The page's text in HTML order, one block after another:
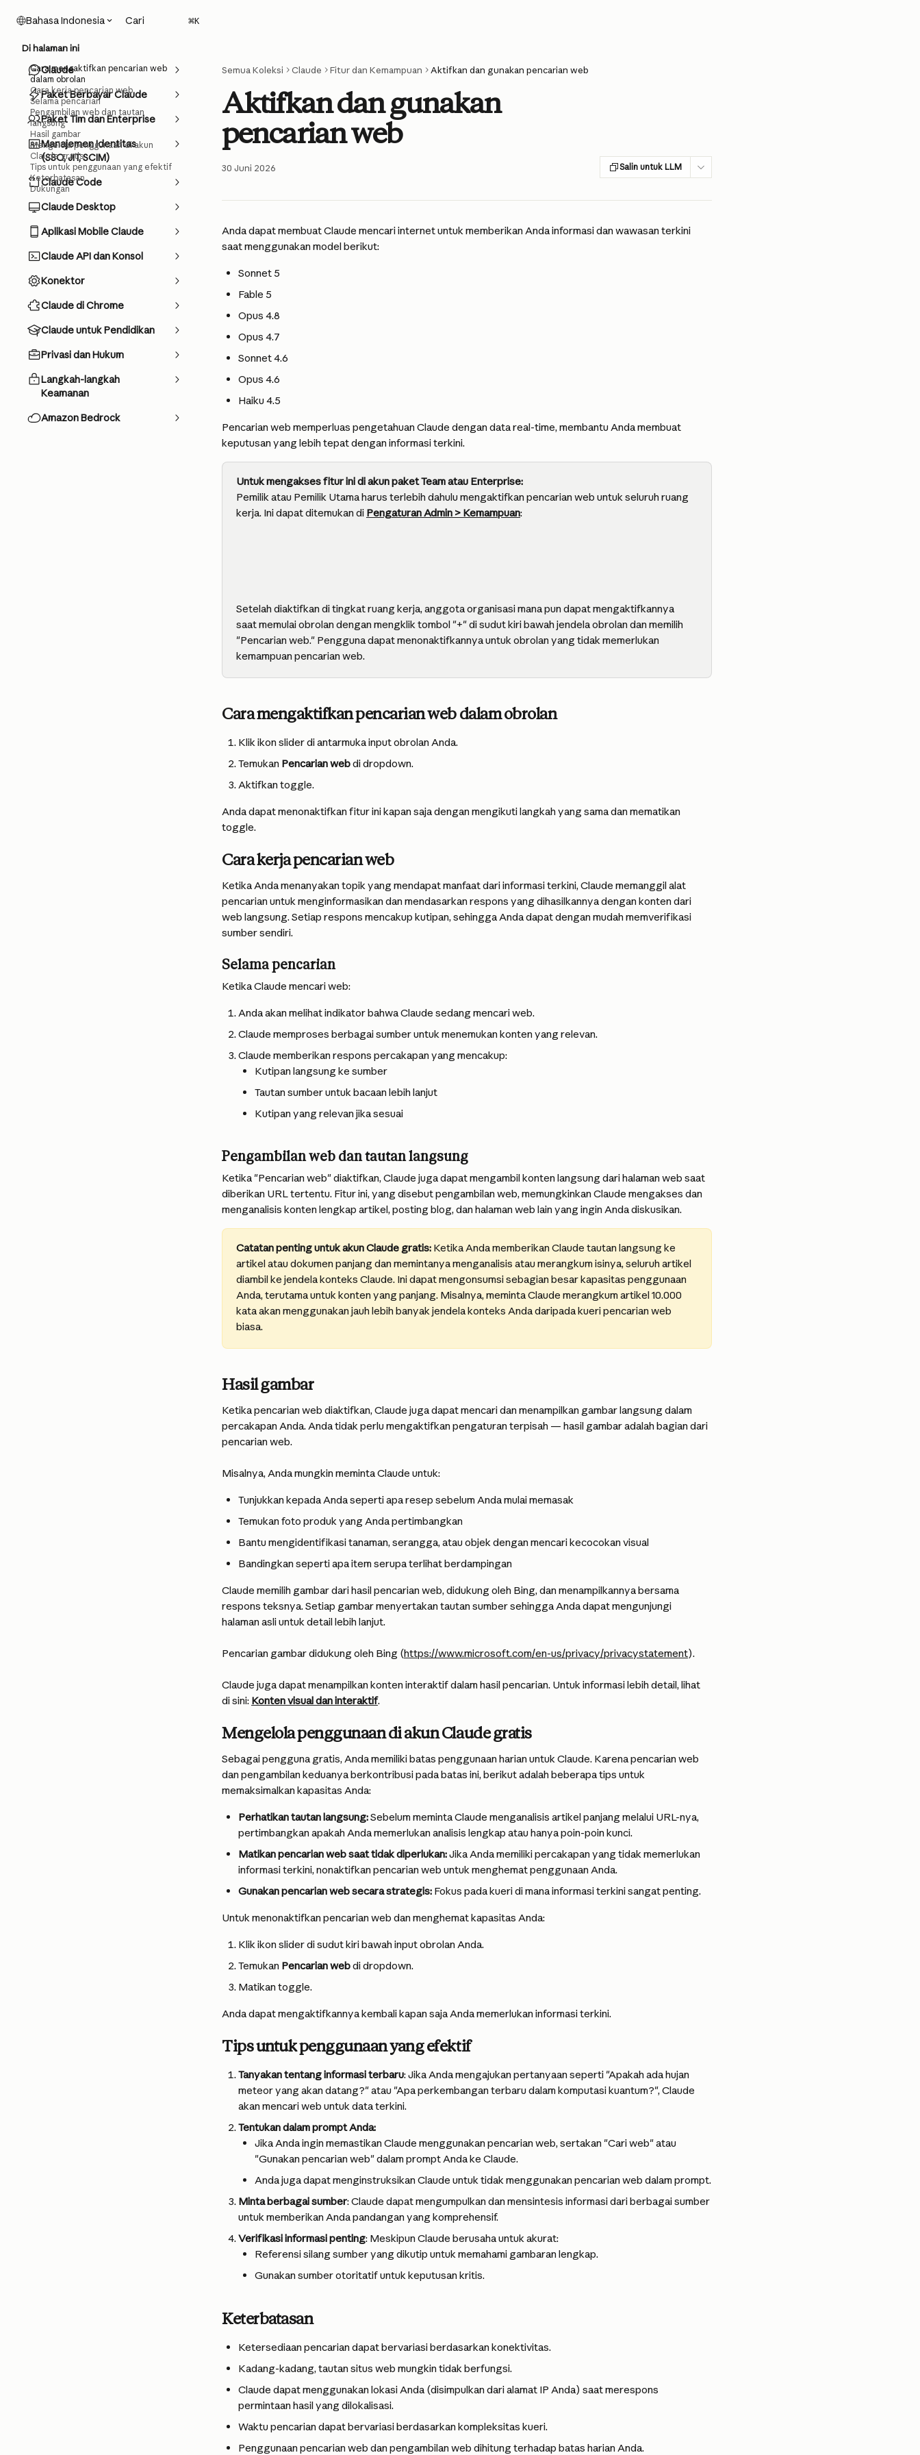
Bahasa Indonesia Cari ⌘K
Claude
Paket Berbayar Claude
Paket Tim dan Enterprise
Manajemen Identitas
(SSO, JIT, SCIM)
Claude Code
Claude Desktop
Aplikasi Mobile Claude
Claude API dan Konsol
Konektor
Claude di Chrome
Claude untuk Pendidikan
Privasi dan Hukum
Langkah-langkah
Keamanan
Amazon Bedrock
Semua Koleksi Claude Fitur dan Kemampuan Aktifkan dan gunakan pencarian web
Aktifkan dan gunakan
pencarian web
30 Juni 2026 Salin untuk LLM
Anda dapat membuat Claude mencari internet untuk memberikan Anda informasi dan wawasan terkini
saat menggunakan model berikut:
Sonnet 5
Fable 5
Opus 4.8
Opus 4.7
Sonnet 4.6
Opus 4.6
Haiku 4.5
Pencarian web memperluas pengetahuan Claude dengan data real-time, membantu Anda membuat
keputusan yang lebih tepat dengan informasi terkini.
Untuk mengakses fitur ini di akun paket Team atau Enterprise:
Pemilik atau Pemilik Utama harus terlebih dahulu mengaktifkan pencarian web untuk seluruh ruang
kerja. Ini dapat ditemukan di Pengaturan Admin > Kemampuan:
Setelah diaktifkan di tingkat ruang kerja, anggota organisasi mana pun dapat mengaktifkannya
saat memulai obrolan dengan mengklik tombol "+" di sudut kiri bawah jendela obrolan dan memilih
"Pencarian web." Pengguna dapat menonaktifkannya untuk obrolan yang tidak memerlukan
kemampuan pencarian web.
Cara mengaktifkan pencarian web dalam obrolan
Klik ikon slider di antarmuka input obrolan Anda.
Temukan Pencarian web di dropdown.
Aktifkan toggle.
Anda dapat menonaktifkan fitur ini kapan saja dengan mengikuti langkah yang sama dan mematikan
toggle.
Cara kerja pencarian web
Ketika Anda menanyakan topik yang mendapat manfaat dari informasi terkini, Claude memanggil alat
pencarian untuk menginformasikan dan mendasarkan respons yang dihasilkannya dengan konten dari
web langsung. Setiap respons mencakup kutipan, sehingga Anda dapat dengan mudah memverifikasi
sumber sendiri.
Selama pencarian
Ketika Claude mencari web:
Anda akan melihat indikator bahwa Claude sedang mencari web.
Claude memproses berbagai sumber untuk menemukan konten yang relevan.
Claude memberikan respons percakapan yang mencakup:
Kutipan langsung ke sumber
Tautan sumber untuk bacaan lebih lanjut
Kutipan yang relevan jika sesuai
Pengambilan web dan tautan langsung
Ketika "Pencarian web" diaktifkan, Claude juga dapat mengambil konten langsung dari halaman web saat
diberikan URL tertentu. Fitur ini, yang disebut pengambilan web, memungkinkan Claude mengakses dan
menganalisis konten lengkap artikel, posting blog, dan halaman web lain yang ingin Anda diskusikan.
Catatan penting untuk akun Claude gratis: Ketika Anda memberikan Claude tautan langsung ke
artikel atau dokumen panjang dan memintanya menganalisis atau merangkum isinya, seluruh artikel
diambil ke jendela konteks Claude. Ini dapat mengonsumsi sebagian besar kapasitas penggunaan
Anda, terutama untuk konten yang panjang. Misalnya, meminta Claude merangkum artikel 10.000
kata akan menggunakan jauh lebih banyak jendela konteks Anda daripada kueri pencarian web
biasa.
Hasil gambar
Ketika pencarian web diaktifkan, Claude juga dapat mencari dan menampilkan gambar langsung dalam
percakapan Anda. Anda tidak perlu mengaktifkan pengaturan terpisah — hasil gambar adalah bagian dari
pencarian web.
Misalnya, Anda mungkin meminta Claude untuk:
Tunjukkan kepada Anda seperti apa resep sebelum Anda mulai memasak
Temukan foto produk yang Anda pertimbangkan
Bantu mengidentifikasi tanaman, serangga, atau objek dengan mencari kecocokan visual
Bandingkan seperti apa item serupa terlihat berdampingan
Claude memilih gambar dari hasil pencarian web, didukung oleh Bing, dan menampilkannya bersama
respons teksnya. Setiap gambar menyertakan tautan sumber sehingga Anda dapat mengunjungi
halaman asli untuk detail lebih lanjut.
Pencarian gambar didukung oleh Bing (https://www.microsoft.com/en-us/privacy/privacystatement).
Claude juga dapat menampilkan konten interaktif dalam hasil pencarian. Untuk informasi lebih detail, lihat
di sini: Konten visual dan interaktif.
Mengelola penggunaan di akun Claude gratis
Sebagai pengguna gratis, Anda memiliki batas penggunaan harian untuk Claude. Karena pencarian web
dan pengambilan keduanya berkontribusi pada batas ini, berikut adalah beberapa tips untuk
memaksimalkan kapasitas Anda:
Perhatikan tautan langsung: Sebelum meminta Claude menganalisis artikel panjang melalui URL-nya,
pertimbangkan apakah Anda memerlukan analisis lengkap atau hanya poin-poin kunci.
Matikan pencarian web saat tidak diperlukan: Jika Anda memiliki percakapan yang tidak memerlukan
informasi terkini, nonaktifkan pencarian web untuk menghemat penggunaan Anda.
Gunakan pencarian web secara strategis: Fokus pada kueri di mana informasi terkini sangat penting.
Untuk menonaktifkan pencarian web dan menghemat kapasitas Anda:
Klik ikon slider di sudut kiri bawah input obrolan Anda.
Temukan Pencarian web di dropdown.
Matikan toggle.
Anda dapat mengaktifkannya kembali kapan saja Anda memerlukan informasi terkini.
Tips untuk penggunaan yang efektif
Tanyakan tentang informasi terbaru: Jika Anda mengajukan pertanyaan seperti "Apakah ada hujan
meteor yang akan datang?" atau "Apa perkembangan terbaru dalam komputasi kuantum?", Claude
akan mencari web untuk data terkini.
Tentukan dalam prompt Anda:
Jika Anda ingin memastikan Claude menggunakan pencarian web, sertakan "Cari web" atau
"Gunakan pencarian web" dalam prompt Anda ke Claude.
Anda juga dapat menginstruksikan Claude untuk tidak menggunakan pencarian web dalam prompt.
Minta berbagai sumber: Claude dapat mengumpulkan dan mensintesis informasi dari berbagai sumber
untuk memberikan Anda pandangan yang komprehensif.
Verifikasi informasi penting: Meskipun Claude berusaha untuk akurat:
Referensi silang sumber yang dikutip untuk memahami gambaran lengkap.
Gunakan sumber otoritatif untuk keputusan kritis.
Keterbatasan
Ketersediaan pencarian dapat bervariasi berdasarkan konektivitas.
Kadang-kadang, tautan situs web mungkin tidak berfungsi.
Claude dapat menggunakan lokasi Anda (disimpulkan dari alamat IP Anda) saat merespons
permintaan hasil yang dilokalisasi.
Waktu pencarian dapat bervariasi berdasarkan kompleksitas kueri.
Penggunaan pencarian web dan pengambilan web dihitung terhadap batas harian Anda.
Di halaman ini
Cara mengaktifkan pencarian web
dalam obrolan
Cara kerja pencarian web
Selama pencarian
Pengambilan web dan tautan
langsung
Hasil gambar
Mengelola penggunaan di akun
Claude gratis
Tips untuk penggunaan yang efektif
Keterbatasan
Dukungan